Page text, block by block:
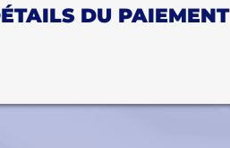
DU PAIEMENT